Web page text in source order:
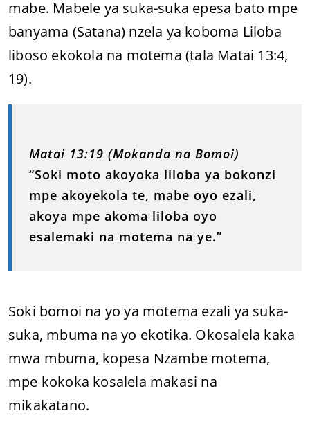
mabe. Mabele ya suka-suka epesa bato mpe
banyama (Satana) nzela ya koboma Liloba
liboso ekokola na motema (tala Matai 13:4,
19).
Matai 13:19 (Mokanda na Bomoi)
“Soki moto akoyoka liloba ya bokonzi
mpe akoyekola te, mabe oyo ezali,
akoya mpe akoma liloba oyo
esalemaki na motema na ye.”
Soki bomoi na yo ya motema ezali ya suka-
suka, mbuma na yo ekotika. Okosalela kaka
mwa mbuma, kopesa Nzambe motema,
mpe kokoka kosalela makasi na
mikakatano.